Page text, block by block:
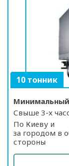
10 тонник
Минимальный
Свыше 3-х
По Киеву и
за городом в
стороны